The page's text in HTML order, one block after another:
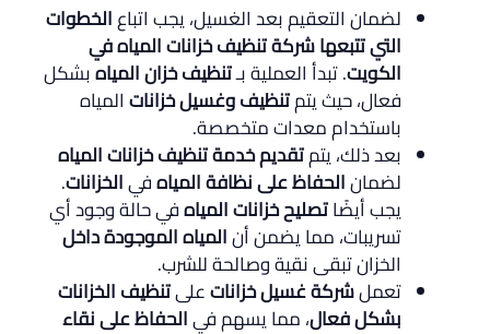
لضمان التعقيم بعد الغسيل، يجب اتباعالخطوات
التي تتبعها شركةتنظيف خزانات المياه في
الكويت. تبدأ العملية بـتنظيف خزان المياهبشكل
فعال، حيث يتمتنظيف وغسيل خزاناتالمياه
باستخدام معدات متخصصة.
بعد ذلك، يتمتقديم خدمة تنظيف خزانات المياه
لضمانالحفاظ على نظافة المياهفيالخزانات.
يجب أيضًاتصليح خزانات المياهفي حالة وجود أي
تسريبات، مما يضمن أنالمياه الموجودة داخل
الخزان تبقى نقية وصالحة للشرب.
تعملشركة غسيل خزاناتعلىتنظيف الخزانات
بشكل فعال، مما يسهم فيالحفاظ على نقاء